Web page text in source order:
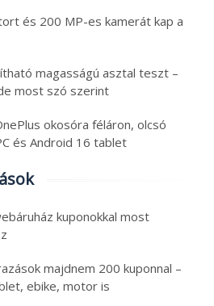
és 200 MP-es kamerát kap a
magasságú asztal teszt –
most szó szerint
okosóra féláron, olcsó
és Android 16 tablet
kuponokkal most
majdnem 200 kuponnal –
ebike, motor is